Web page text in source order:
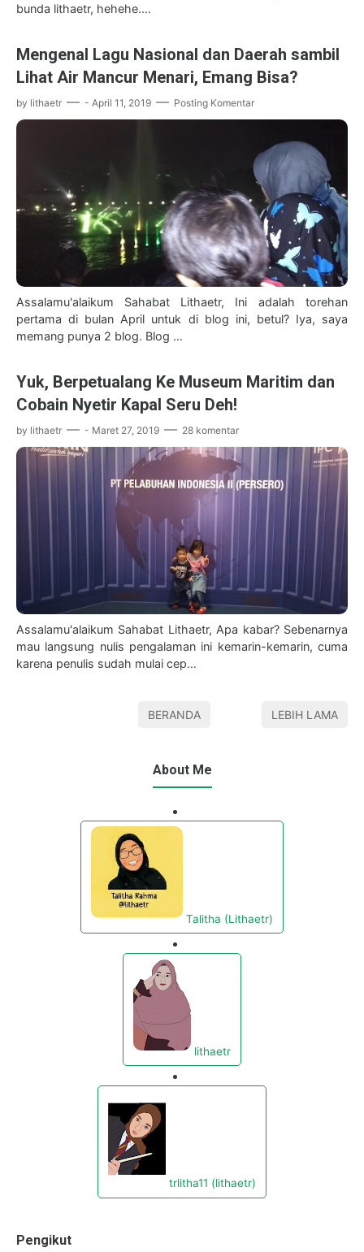
bunda lithaetr, hehehe.…
Mengenal Lagu Nasional dan Daerah sambil
Lihat Air Mancur Menari, Emang Bisa?
by lithaetr - April 11, 2019 Posting Komentar
Assalamu'alaikum Sahabat Lithaetr, Ini adalah torehan
pertama di bulan April untuk di blog ini, betul? Iya, saya
memang punya 2 blog. Blog …
Yuk, Berpetualang Ke Museum Maritim dan
Cobain Nyetir Kapal Seru Deh!
by lithaetr - Maret 27, 2019 28 komentar
Assalamu'alaikum Sahabat Lithaetr, Apa kabar? Sebenarnya
mau langsung nulis pengalaman ini kemarin-kemarin, cuma
karena penulis sudah mulai cep…
BERANDA LEBIH LAMA
About Me
Talitha (Lithaetr)
lithaetr
trlitha11 (lithaetr)
Pengikut